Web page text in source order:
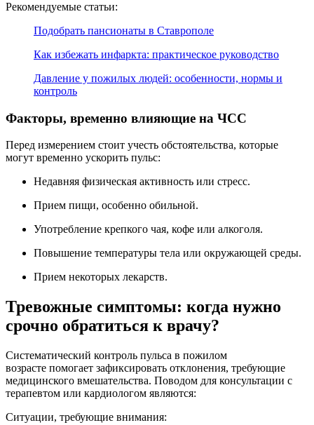
Рекомендуемые статьи:
Подобрать пансионаты в Ставрополе
Как избежать инфаркта: практическое руководство
Давление у пожилых людей: особенности, нормы и
контроль
Факторы, временно влияющие на ЧСС
Перед измерением стоит учесть обстоятельства, которые
могут временно ускорить пульс:
Недавняя физическая активность или стресс.
Прием пищи, особенно обильной.
Употребление крепкого чая, кофе или алкоголя.
Повышение температуры тела или окружающей среды.
Прием некоторых лекарств.
Тревожные симптомы: когда нужно
срочно обратиться к врачу?
Систематический контроль пульса в пожилом
возрасте помогает зафиксировать отклонения, требующие
медицинского вмешательства. Поводом для консультации с
терапевтом или кардиологом являются:
Ситуации, требующие внимания: